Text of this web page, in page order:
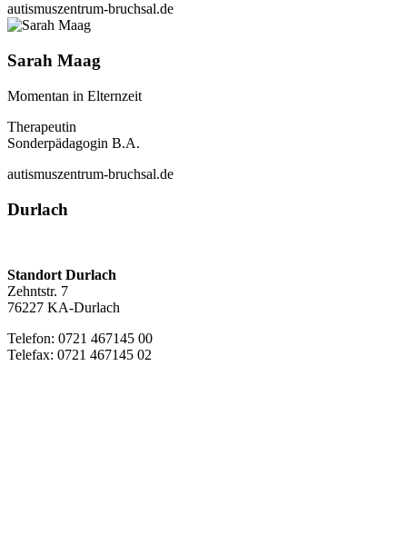
autismuszentrum-bruchsal.de
Sarah Maag
Momentan in Elternzeit
Therapeutin
Sonderpädagogin B.A.
autismuszentrum-bruchsal.de
Durlach
Standort Durlach
Zehntstr. 7
76227 KA-Durlach
Telefon: 0721 467145 00
Telefax: 0721 467145 02